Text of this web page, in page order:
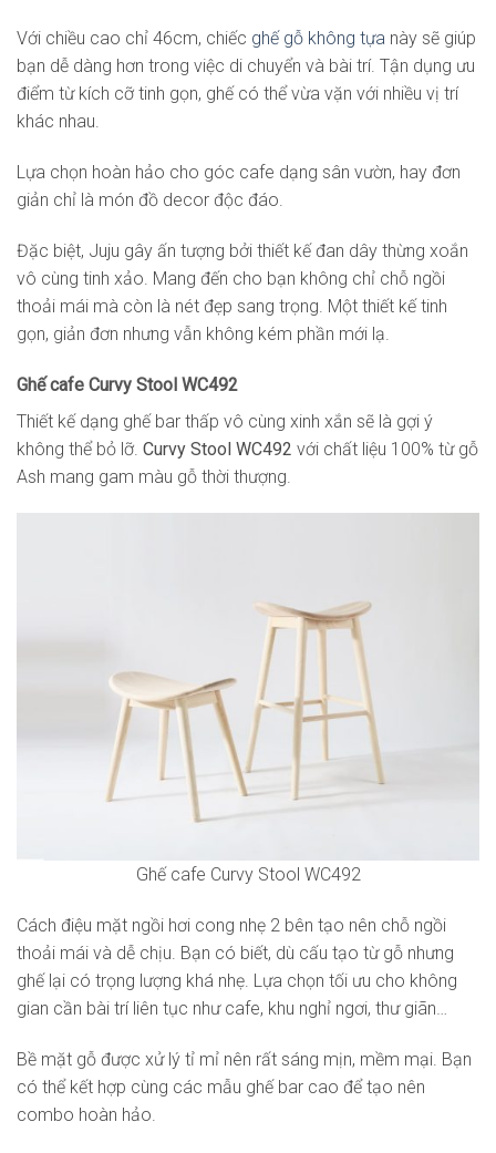
Với chiều cao chỉ 46cm, chiếc ghế gỗ không tựa này sẽ giúp
bạn dễ dàng hơn trong việc di chuyển và bài trí. Tận dụng ưu
điểm từ kích cỡ tinh gọn, ghế có thể vừa vặn với nhiều vị trí
khác nhau.
Lựa chọn hoàn hảo cho góc cafe dạng sân vườn, hay đơn
giản chỉ là món đồ decor độc đáo.
Đặc biệt, Juju gây ấn tượng bởi thiết kế đan dây thừng xoắn
vô cùng tinh xảo. Mang đến cho bạn không chỉ chỗ ngồi
thoải mái mà còn là nét đẹp sang trọng. Một thiết kế tinh
gọn, giản đơn nhưng vẫn không kém phần mới lạ.
Ghế cafe Curvy Stool WC492
Thiết kế dạng ghế bar thấp vô cùng xinh xắn sẽ là gợi ý
không thể bỏ lỡ. Curvy Stool WC492 với chất liệu 100% từ gỗ
Ash mang gam màu gỗ thời thượng.
Ghế cafe Curvy Stool WC492
Cách điệu mặt ngồi hơi cong nhẹ 2 bên tạo nên chỗ ngồi
thoải mái và dễ chịu. Bạn có biết, dù cấu tạo từ gỗ nhưng
ghế lại có trọng lượng khá nhẹ. Lựa chọn tối ưu cho không
gian cần bài trí liên tục như cafe, khu nghỉ ngơi, thư giãn…
Bề mặt gỗ được xử lý tỉ mỉ nên rất sáng mịn, mềm mại. Bạn
có thể kết hợp cùng các mẫu ghế bar cao để tạo nên
combo hoàn hảo.